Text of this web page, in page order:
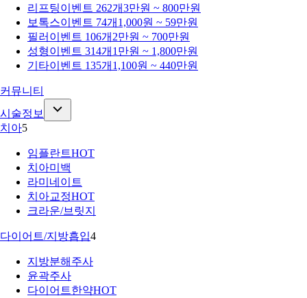
리프팅이벤트 262개3만원 ~ 800만원
보톡스이벤트 74개 1,000원 ~ 59만원
필러 이벤트 106개 2만원 ~ 700만원
성형이벤트 314개 1만원 ~ 1,800만원
기타이벤트 135개 1,100원 ~ 440만원
커뮤니티
시술정보
치아5
임플란트HOT
치아미백
라미네이트
치아교정HOT
크라운/브릿지
다이어트/지방흡입4
지방분해주사
윤곽주사
다이어트한약HOT